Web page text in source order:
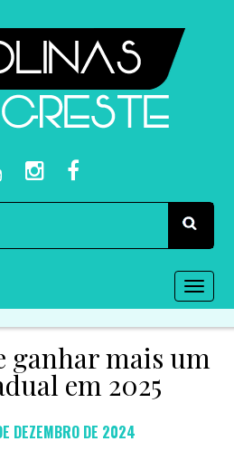
ganhar mais um
em 2025
DEZEMBRO DE 2024